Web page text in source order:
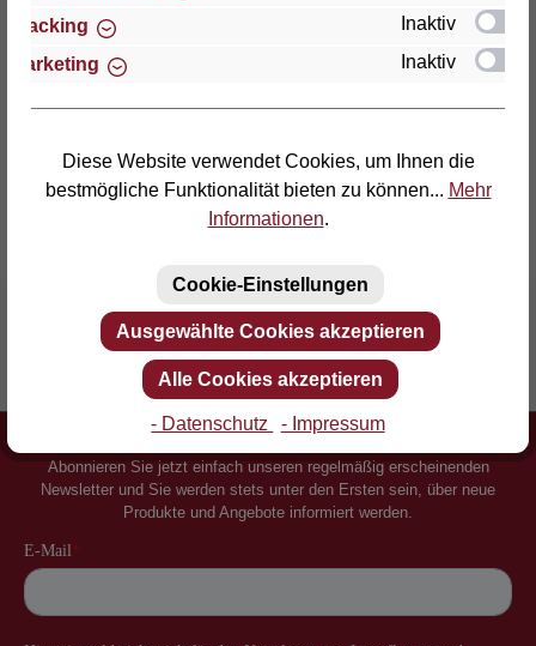
E-Mail: info@lattoflex.com
Erfinder des Lattenrostes Mehr als 60 Jahre Erfahrung
Abonnieren Sie jetzt einfach unseren regelmäßig erscheinenden
Newsletter und Sie werden stets unter den Ersten sein, über neue
Produkte und Angebote informiert werden.
Tracking
Inaktiv
Marketing
Inaktiv
Diese Website verwendet Cookies, um Ihnen die
bestmögliche Funktionalität bieten zu können... Mehr
Informationen.
Cookie-Einstellungen
Ausgewählte Cookies akzeptieren
Alle Cookies akzeptieren
- Datenschutz - Impressum